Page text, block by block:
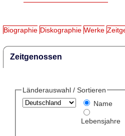
Biographie Diskographie Werke
Zeitgenossen
Länderauswahl / Sortieren
Name
Lebensjahre